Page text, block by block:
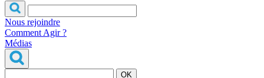
Nous rejoindre
Comment Agir ?
Médias
OK